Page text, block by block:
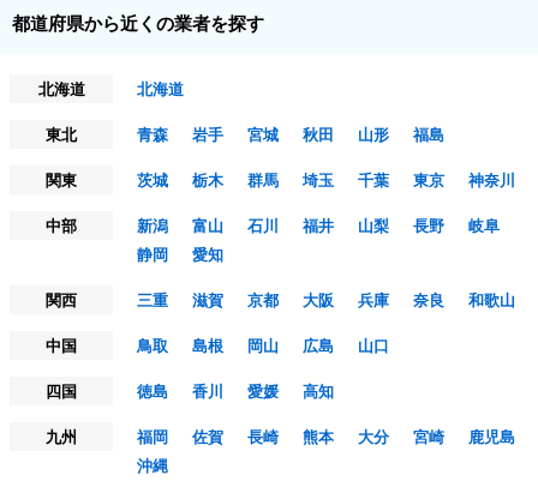
都道府県から近くの業者を探す
北海道
北海道
東北
青森 岩手 宮城 秋田 山形
福島
関東
茨城 栃木 群馬 埼玉 千葉 東京
神奈川
中部
新潟 富山 石川 福井 山梨 長野
岐阜
静岡
愛知
関西
三重 滋賀 京都 大阪 兵庫 奈良
和歌山
中国
鳥取 島根 岡山 広島
山口
四国
徳島 香川 愛媛
高知
九州
福岡 佐賀 長崎 熊本 大分 宮崎
鹿児島
沖縄